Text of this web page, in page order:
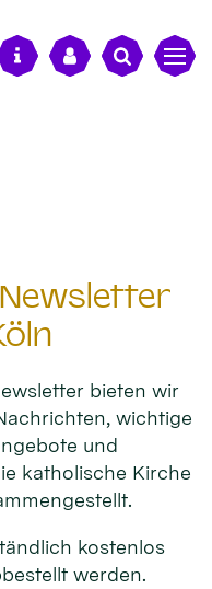
bieten wir
wichtige
und
katholische Kirche
kostenlos
werden.